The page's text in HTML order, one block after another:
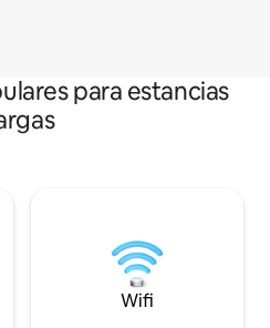
para estancias
Wifi